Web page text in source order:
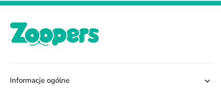
elementów wyprawki dla pupila. Kolorowa
ozdobę, a duży wybór wzorów, barw i
materiałów pozwala znaleźć model idealnie
uwagę na sposób zapinania, aby zapewnić
Informacje ogólne